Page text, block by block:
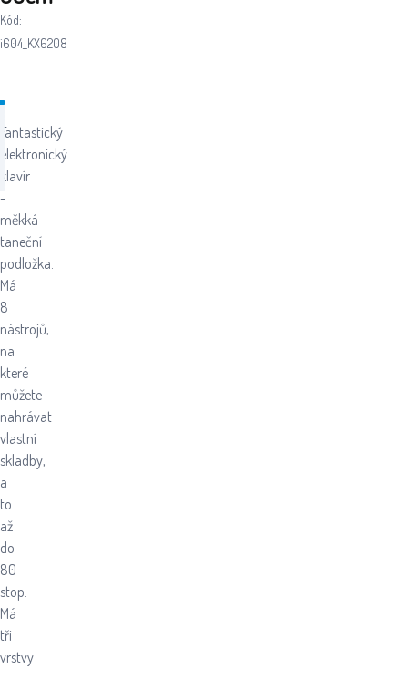
Kód:
i604_KX6208
Fantastický
elektronický
klavír
-
měkká
taneční
podložka.
Má
8
nástrojů,
na
které
můžete
nahrávat
vlastní
skladby,
a
to
až
do
80
stop.
Má
tři
vrstvy